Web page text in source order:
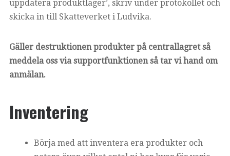
uppdatera produktlager’, skriv under protokollet och
skicka in till Skatteverket i Ludvika.
Gäller destruktionen produkter på centrallagret så
meddela oss via supportfunktionen så tar vi hand om
anmälan.
Inventering
Börja med att inventera era produkter och